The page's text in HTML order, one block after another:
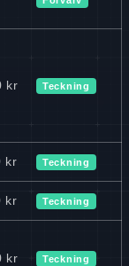
kr Teckning
kr Teckning
kr Teckning
kr Teckning